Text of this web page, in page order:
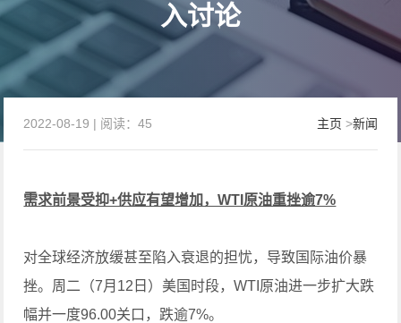
入讨论
主页 >新闻
2022-08-19 | 阅读：45
需求前景受抑+供应有望增加，WTI原油重挫逾7%
对全球经济放缓甚至陷入衰退的担忧，导致国际油价暴
挫。周二（7月12日）美国时段，WTI原油进一步扩大跌
幅并一度96.00关口，跌逾7%。